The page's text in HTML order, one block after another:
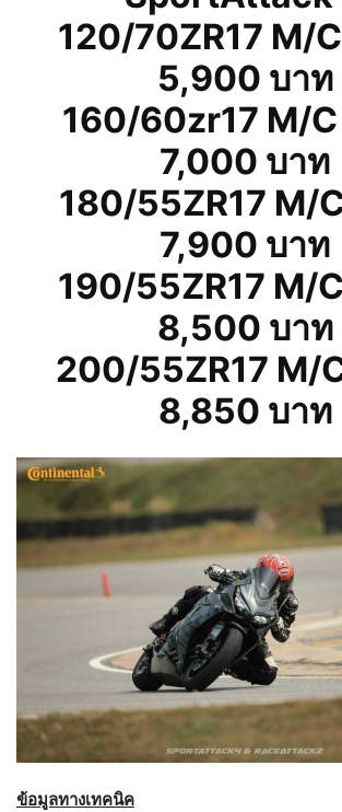
120/70ZR17 M/
5,900 บาท
160/60zr17 M/
7,000 บาท
180/55ZR17 M/
7,900 บาท
190/55ZR17 M/
8,500 บาท
200/55ZR17 M/
8,850 บาท
ข้อมูลทางเทคนิค